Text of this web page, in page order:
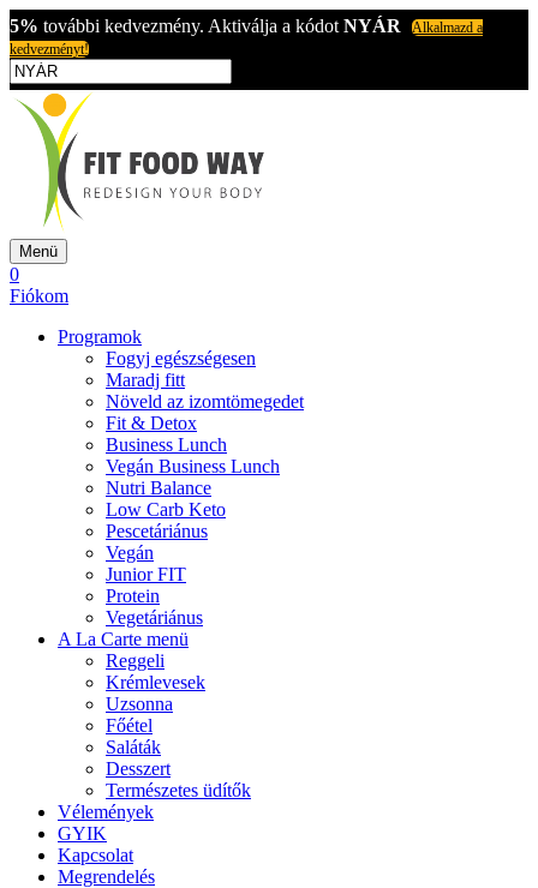
5% további kedvezmény. Aktiválja a kódot NYÁR
Alkalmazd a
kedvezményt!
Menü
0
Fiókom
Programok
Fogyj egészségesen
Maradj fitt
Növeld az izomtömegedet
Fit & Detox
Business Lunch
Vegán Business Lunch
Nutri Balance
Low Carb Keto
Pescetáriánus
Vegán
Junior FIT
Protein
Vegetáriánus
A La Carte menü
Reggeli
Krémlevesek
Uzsonna
Főétel
Saláták
Desszert
Természetes üdítők
Vélemények
GYIK
Kapcsolat
Megrendelés